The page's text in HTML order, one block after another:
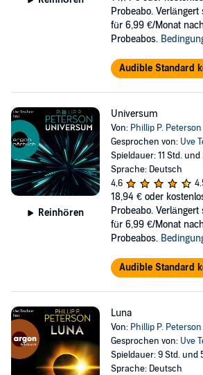
Probeabo.
für 6,99 €/Monat
Probeabos.
Audible Standard
Reinhören
Universum
Von: Phillip P. Peterson
Gesprochen von: Uve
Spieldauer: 11 Std.
Sprache: Deutsch
4,6
18,94 € oder
Probeabo.
für 6,99 €/Monat
Probeabos.
Audible Standard
Luna
Von: Phillip P. Peterson
Gesprochen von: Uve
Spieldauer: 9 Std. und
Sprache: Deutsch